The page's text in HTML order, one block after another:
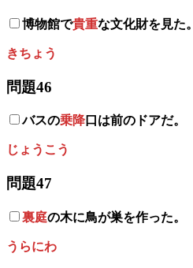
博物館で貴重な文化財を見た。
きちょう
問題46
バスの乗降口は前のドアだ。
じょうこう
問題47
裏庭の木に鳥が巣を作った。
うらにわ